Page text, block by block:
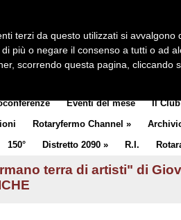
Eventi del mese Il Club
Rotaryfermo Channel »
150° Distretto 2090 » R.I.
terra di artisti" di
terzi da questo utilizzati si
più o negare il consenso a tutti o ad
scorrendo questa pagina, cliccando